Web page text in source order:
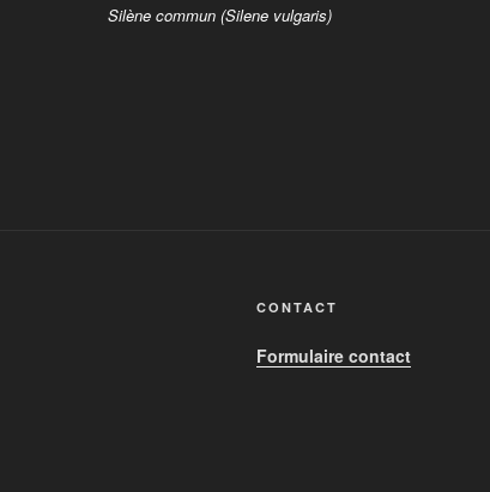
Silène commun (Silene vulgaris)
CONTACT
Formulaire contact